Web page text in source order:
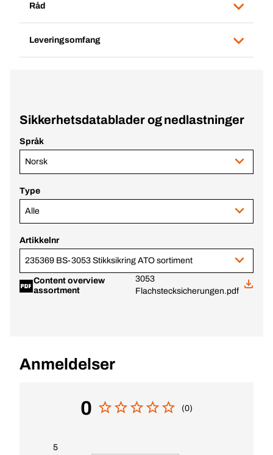
Råd
Leveringsomfang
Sikkerhetsdatablader og nedlastninger
Språk
Norsk
Type
Alle
Artikkelnr
235369 BS-3053 Stikksikring ATO sortiment
Content overview
assortment
3053
Flachstecksicherungen.pdf
Anmeldelser
0 (0)
5